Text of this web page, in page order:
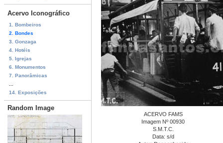
Acervo Iconográfico
1. Bombeiros
2. Bondes
3. Gonzaga
4. Hotéis
5. Igrejas
6. Monumentos
7. Panorâmicas
14. Exposições
Random Image
ACERVO FAMS
Imagem Nº 00930
S.M.T.C.
Data: s/d